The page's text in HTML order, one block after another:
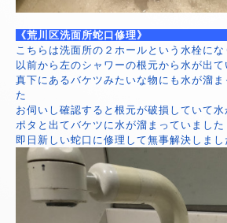
《荒川区洗面所蛇口
こちらは洗面所の２ホールという水栓にな
以前から左のシャワーの根元から水が出
真下にあるバケツみたいな物にも水が溜
た
お伺いし確認すると根元が破損していて
ポタと出てバケツに水が溜まっていました
即日新しい蛇口に修理して無事解決しまし